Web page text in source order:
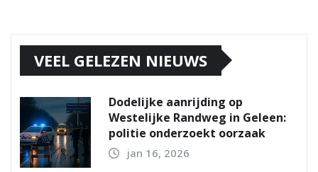
VEEL GELEZEN NIEUWS
Dodelijke aanrijding op
Westelijke Randweg in Geleen:
politie onderzoekt oorzaak
jan 16, 2026